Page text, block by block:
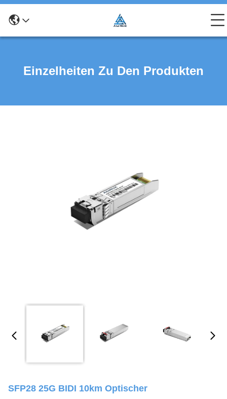
Einzelheiten Zu Den Produkten
SFP28 25G BIDI 10km Optischer